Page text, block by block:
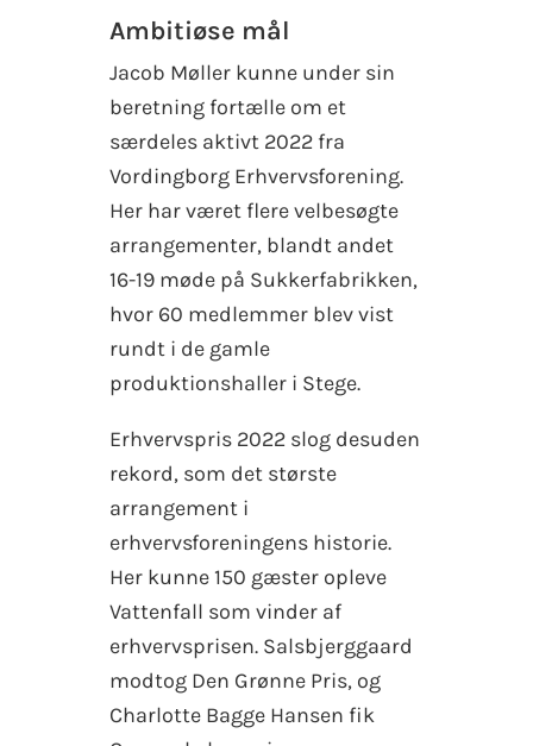
Ambitiøse mål
Jacob Møller kunne under sin
beretning fortælle om et
særdeles aktivt 2022 fra
Vordingborg Erhvervsforening.
Her har været flere velbesøgte
arrangementer, blandt andet
16-19 møde på Sukkerfabrikken,
hvor 60 medlemmer blev vist
rundt i de gamle
produktionshaller i Stege.
Erhvervspris 2022 slog desuden
rekord, som det største
arrangement i
erhvervsforeningens historie.
Her kunne 150 gæster opleve
Vattenfall som vinder af
erhvervsprisen. Salsbjerggaard
modtog Den Grønne Pris, og
Charlotte Bagge Hansen fik